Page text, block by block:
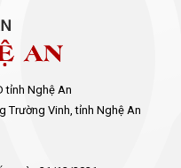
tỉnh Nghệ An
Trường Vinh, tỉnh Nghệ An